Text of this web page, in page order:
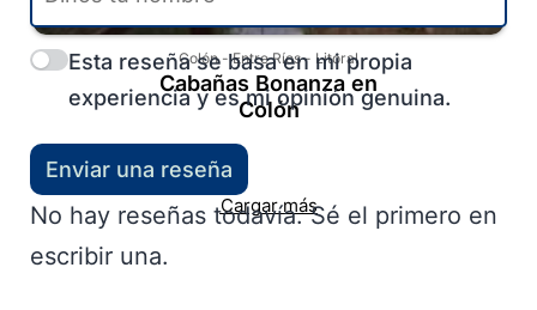
Colón-Entre Ríos- Litoral
Cabañas Bonanza en
Colón
Cargar más
Esta reseña se basa en mi propia
experiencia y es mi opinión genuina.
Enviar una reseña
No hay reseñas todavía. Sé el primero en
escribir una.